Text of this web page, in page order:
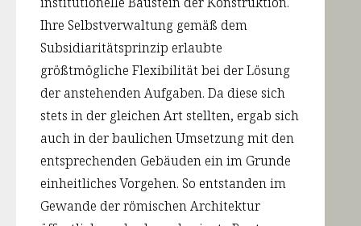
Ihre Selbstverwaltung gemäß dem
Subsidiaritätsprinzip erlaubte
größtmögliche Flexibilität bei der Lösung
der anstehenden Aufgaben. Da diese sich
stets in der gleichen Art stellten, ergab sich
auch in der baulichen Umsetzung mit den
entsprechenden Gebäuden ein im Grunde
einheitliches Vorgehen. So entstanden im
Gewande der römischen Architektur